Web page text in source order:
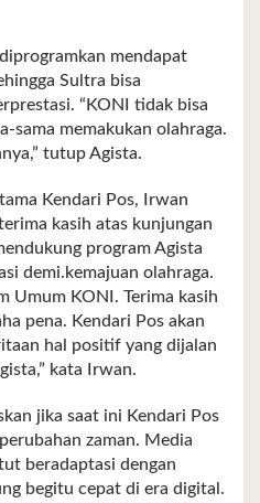
mendapat
Sultra bisa
“KONI tidak bisa
sama memakukan olahraga.
tutup Agista.
Kendari Pos, Irwan
kasih atas kunjungan
program Agista
demi.kemajuan olahraga.
Umum KONI. Terima kasih
pena. Kendari Pos akan
hal positif yang dijalan
kata Irwan.
jika saat ini Kendari Pos
zaman. Media
beradaptasi dengan
begitu cepat di era digital.